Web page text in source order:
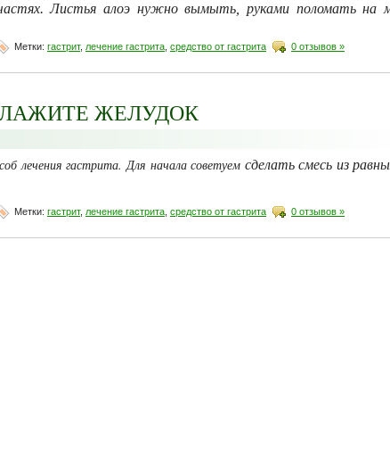
Листья алоэ нужно вымыть, руками по­ломать на
Метки: гастрит, лечение гастрита средство от гастрита 0 отзывов »
ЖЕЛУДОК
лечения гастрита. Для начала советуем сделать смесь из
Метки: гастрит, лечение гастрита средство от гастрита 0 отзывов »